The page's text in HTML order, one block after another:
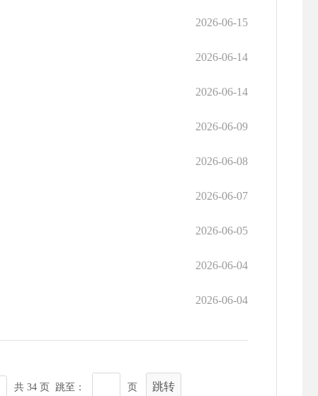
2026-06-15
2026-06-14
2026-06-14
2026-06-09
2026-06-08
2026-06-07
2026-06-05
2026-06-04
2026-06-04
共 34 页 跳至： 页 跳转